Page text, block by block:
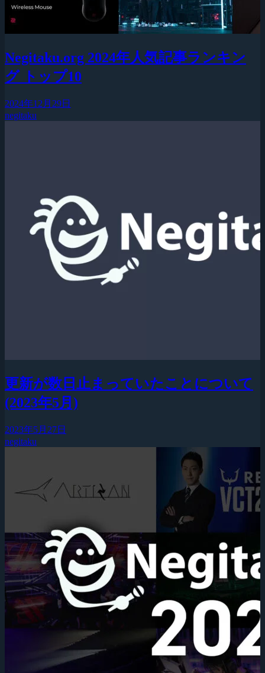
Negitaku.org 2024年人気記事ランキン
グ トップ10
2024年12月29日
negitaku
更新が数日止まっていたことについて
(2023年5月)
2023年5月27日
negitaku